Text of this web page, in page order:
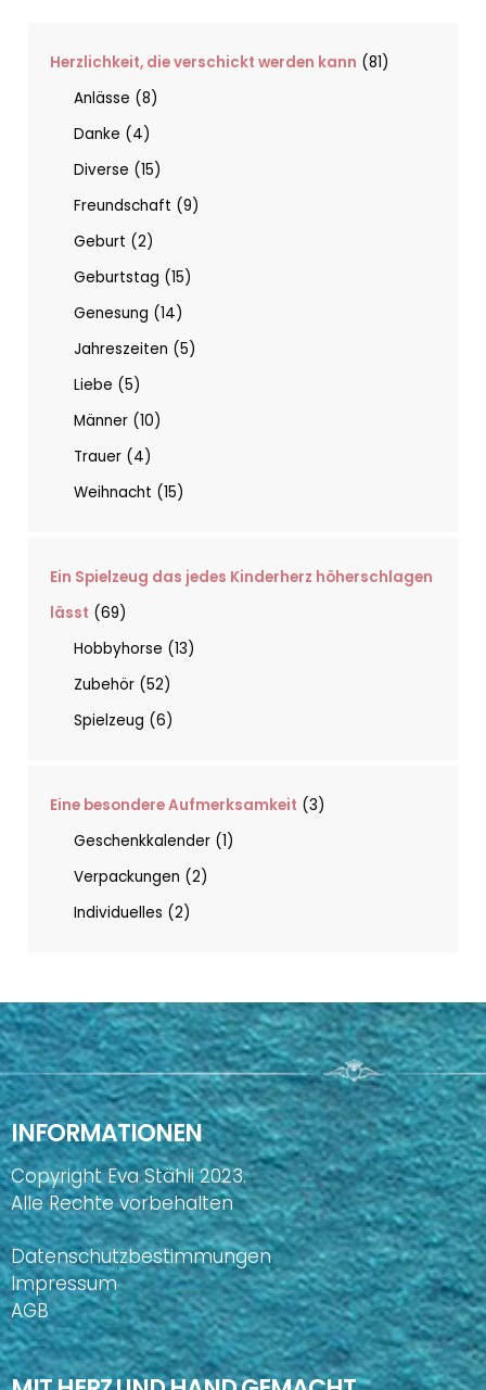
Herzlichkeit, die verschickt werden kann
81
Anlässe
8
Danke
4
Diverse
15
Freundschaft
9
Geburt
2
Geburtstag
15
Genesung
14
Jahreszeiten
5
Liebe
5
Männer 10
Trauer
4
Weihnacht
15
Ein Spielzeug das jedes Kinderherz höherschlagen
lässt
69
Hobbyhorse
13
Zubehör 52
Spielzeug
6
Eine besondere Aufmerksamkeit
3
Geschenkkalender 1
Verpackungen
2
Individuelles
2
INFORMATIONEN
Copyright Eva Stähli 2023.
Alle Rechte vorbehalten
Datenschutzbestimmungen
Impressum
AGB